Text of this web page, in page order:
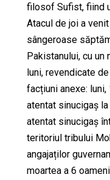
filosof Sufist, fiind
Atacul de joi a
sângeroase
Pakistanului, cu
luni, revendicate
facțiuni anexe:
atentat sinucigaș la
atentat sinucigaș
teritoriul tribului
angajaților
moartea a 6